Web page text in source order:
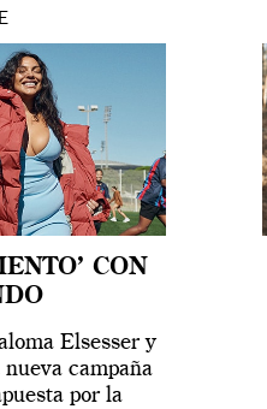
CON
Elsesser y
campaña
por la